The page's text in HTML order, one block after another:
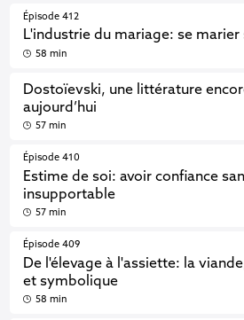
Épisode 412
L'industrie du mariage: se marier
58 min
Dostoïevski, une littérature
aujourd’hui
57 min
Épisode 410
Estime de soi: avoir confiance
insupportable
57 min
Épisode 409
De l'élevage à l'assiette: la
et symbolique
58 min